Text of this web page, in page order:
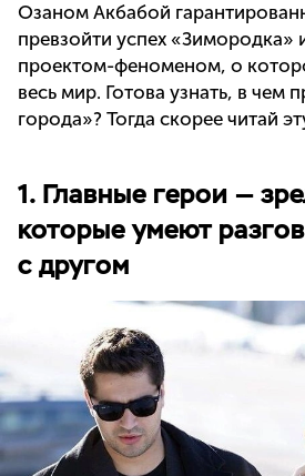
Озаном Акбабой
превзойти успех «Зимородка»
проектом-феноменом, о
весь мир. Готова узнать, в чем
города»? Тогда скорее читай
1. Главные герои —
которые умеют
с другом